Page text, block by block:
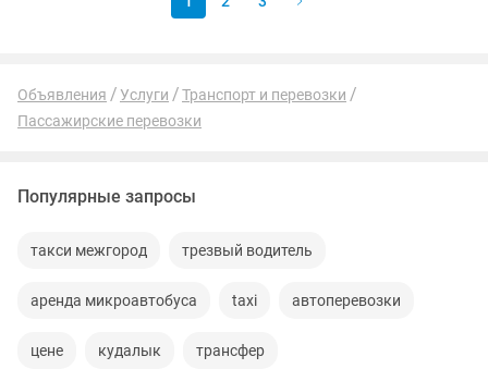
Объявления Услуги
Транспорт и перевозки
Пассажирские перевозки
Популярные запросы
такси межгород трезвый водитель
аренда микроавтобуса taxi автоперевозки
цене кудалык трансфер